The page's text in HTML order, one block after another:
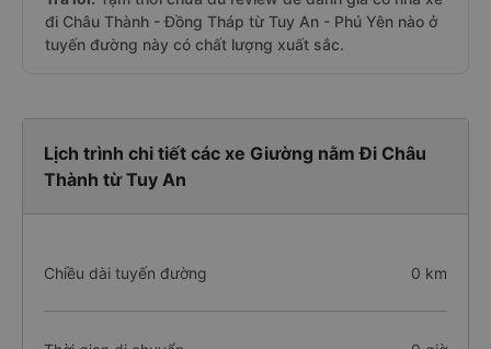
đi Châu Thành - Đồng Tháp từ Tuy An - Phú Yên nào ở
tuyến đường này có chất lượng xuất sắc.
Lịch trình chi tiết các xe Giường nằm Đi Châu
Thành từ Tuy An
Chiều dài tuyến đường 0 km